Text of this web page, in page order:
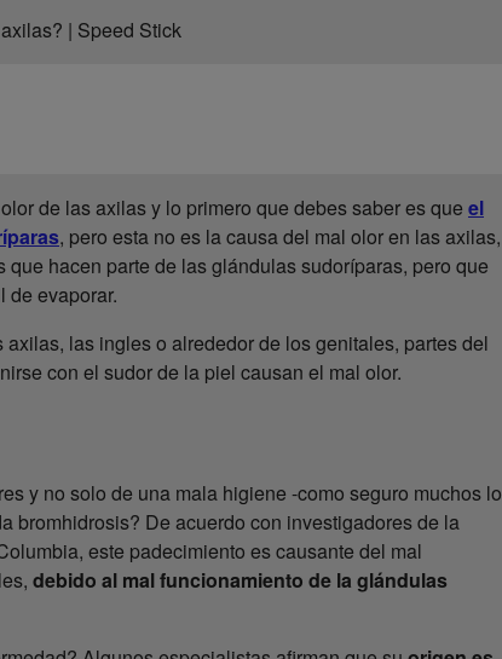
| Speed Stick
de las axilas y lo primero que debes saber es que el
, pero esta no es la causa del mal olor en las axilas,
hacen parte de las glándulas sudoríparas, pero que
de evaporar.
las ingles o alrededor de los genitales, partes del
con el sudor de la piel causan el mal olor.
y no solo de una mala higiene -como seguro muchos lo
bromhidrosis? De acuerdo con investigadores de la
este padecimiento es causante del mal
debido al mal funcionamiento de la glándulas